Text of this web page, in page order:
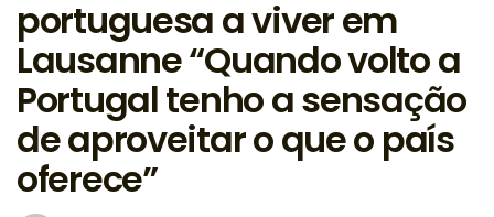
portuguesa a viver em
Lausanne “Quando volto a
Portugal tenho a sensação
de aproveitar o que o país
oferece”